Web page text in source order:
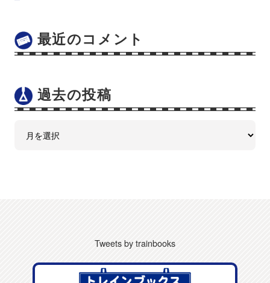
最近のコメント
過去の投稿
Tweets by trainbooks